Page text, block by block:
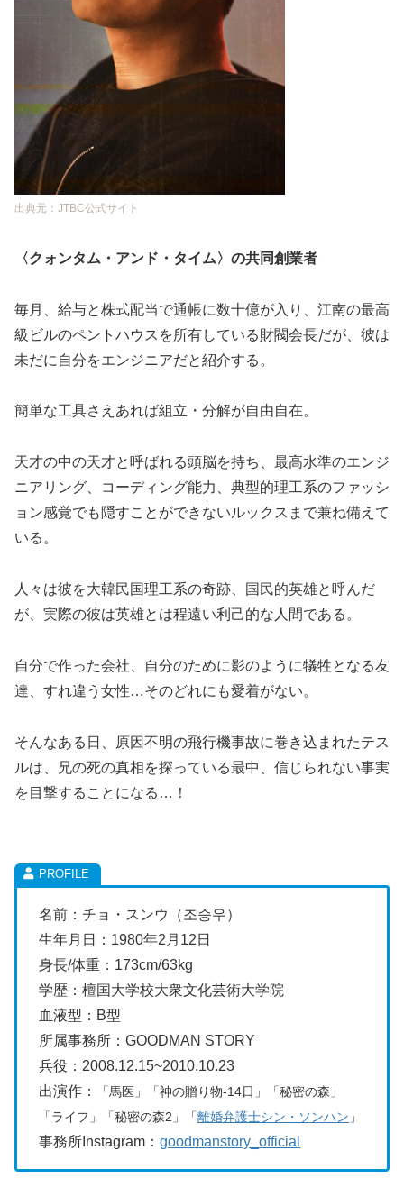
出典元：JTBC公式サイト
〈クォンタム・アンド・タイム〉の共同創業者
毎月、給与と株式配当で通帳に数十億が入り、江南の最高
級ビルのペントハウスを所有している財閥会長だが、彼は
未だに自分をエンジニアだと紹介する。
簡単な工具さえあれば組立・分解が自由自在。
天才の中の天才と呼ばれる頭脳を持ち、最高水準のエンジ
ニアリング、コーディング能力、典型的理工系のファッシ
ョン感覚でも隠すことができないルックスまで兼ね備えて
いる。
人々は彼を大韓民国理工系の奇跡、国民的英雄と呼んだ
が、実際の彼は英雄とは程遠い利己的な人間である。
自分で作った会社、自分のために影のように犠牲となる友
達、すれ違う女性…そのどれにも愛着がない。
そんなある日、原因不明の飛行機事故に巻き込まれたテス
ルは、兄の死の真相を探っている最中、信じられない事実
を目撃することになる…！
名前：チョ・スンウ（조승우）
生年月日：1980年2月12日
身長/体重：173cm/63kg
学歴：檀国大学校大衆文化芸術大学院
血液型：B型
所属事務所：GOODMAN STORY
兵役：2008.12.15~2010.10.23
出演作：
「馬医」「神の贈り物-14日」「秘密の森」
「ライフ」「秘密の森2」「離婚弁護士シン・ソンハン 」
事務所Instagram： goodmanstory_official